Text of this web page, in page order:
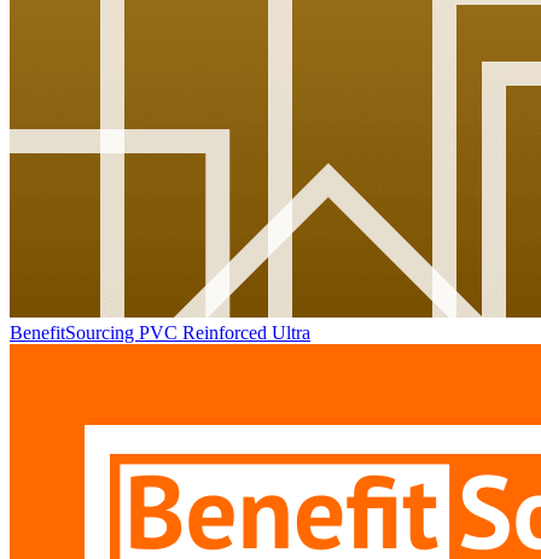
BenefitSourcing PVC Reinforced Ultra